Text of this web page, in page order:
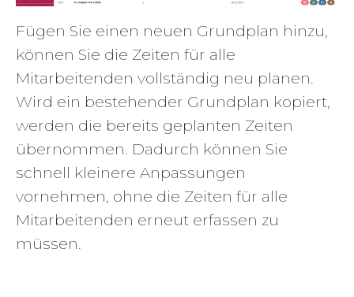
Fügen Sie einen neuen Grundplan hinzu,
können Sie die Zeiten für alle
Mitarbeitenden vollständig neu planen.
Wird ein bestehender Grundplan kopiert,
werden die bereits geplanten Zeiten
übernommen. Dadurch können Sie
schnell kleinere Anpassungen
vornehmen, ohne die Zeiten für alle
Mitarbeitenden erneut erfassen zu
müssen.